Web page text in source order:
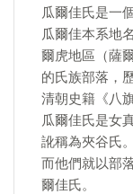
瓜爾佳氏是一
瓜爾佳本系地
爾虎地區（薩
的氏族部落，
清朝史籍《八
瓜爾佳氏是女
訛稱為夾谷氏。
而他們就以部
爾佳氏。